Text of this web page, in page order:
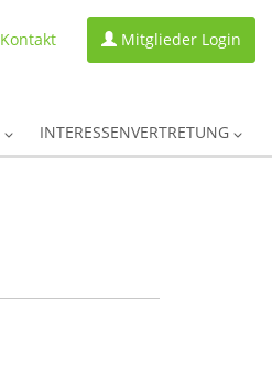
Kontakt Mitglieder Login
INTERESSENVERTRETUNG